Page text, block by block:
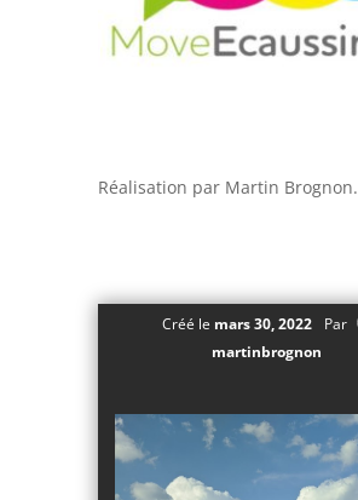
Réalisation par Martin Brognon.
Créé le mars 30, 2022
Par
martinbrognon